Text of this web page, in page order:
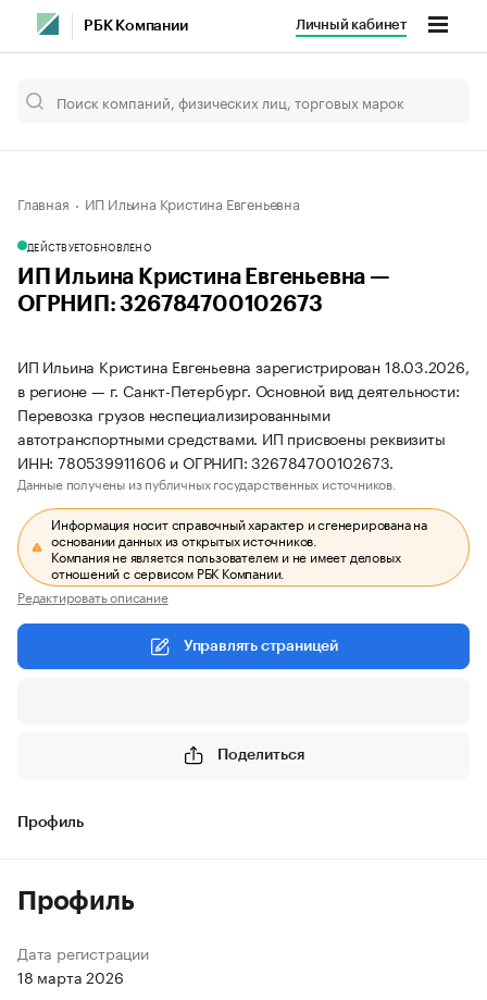
РБК Компании Личный кабинет
Главная ИП Ильина Кристина Евгеньевна
ДЕЙСТВУЕТОБНОВЛЕНО
ИП Ильина Кристина Евгеньевна —
ОГРНИП: 326784700102673
ИП Ильина Кристина Евгеньевна зарегистрирован 18.03.2026,
в регионе — г. Санкт-Петербург. Основной вид деятельности:
Перевозка грузов неспециализированными
автотранспортными средствами. ИП присвоены реквизиты
ИНН: 780539911606 и ОГРНИП: 326784700102673.
Данные получены из публичных государственных источников.
Информация носит справочный характер и сгенерирована на
основании данных из открытых источников.
Компания не является пользователем и не имеет деловых
отношений с сервисом РБК Компании.
Редактировать описание
Управлять страницей
Поделиться
Профиль
Профиль
Дата регистрации
18 марта 2026